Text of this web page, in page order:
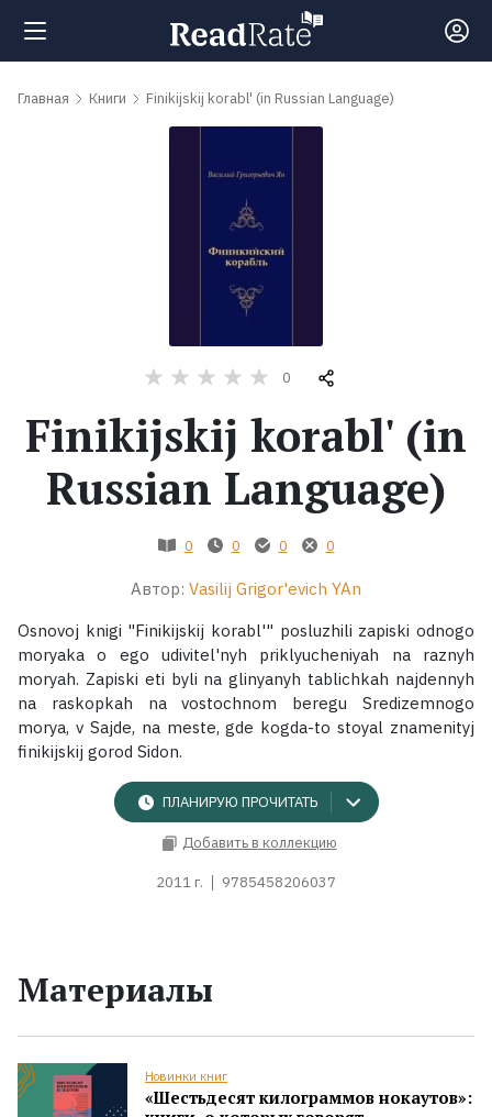
Поиск
книги
Авторы
Экранизации
Коллекции
Главная Книги Finikijskij korabl' (in Russian Language)
0
Finikijskij korabl' (in
Russian Language)
0 0 0 0
Автор: Vasilij Grigor'evich YAn
Osnovoj knigi "Finikijskij korabl'" posluzhili zapiski odnogo
moryaka o ego udivitel'nyh priklyucheniyah na raznyh
moryah. Zapiski eti byli na glinyanyh tablichkah najdennyh
na raskopkah na vostochnom beregu Sredizemnogo
morya, v Sajde, na meste, gde kogda-to stoyal znamenityj
finikijskij gorod Sidon.
ПЛАНИРУЮ ПРОЧИТАТЬ
Добавить в коллекцию
2011 г. 9785458206037
Материалы
Новинки книг
«Шестьдесят килограммов нокаутов»: